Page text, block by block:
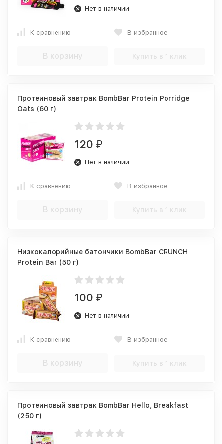
Нет в наличии
К сравнению В избранное
В корзину Купить в 1 клик
Протеиновый завтрак BombBar Protein Porridge
Oats (60 г)
120 ₽
Нет в наличии
К сравнению В избранное
В корзину Купить в 1 клик
Низкокалорийные батончики BombBar CRUNCH
Protein Bar (50 г)
100 ₽
Нет в наличии
К сравнению В избранное
В корзину Купить в 1 клик
Протеиновый завтрак BombBar Hello, Breakfast
(250 г)